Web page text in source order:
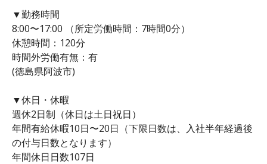
▼勤務時間
8:00〜17:00 （所定労働時間：7時間0分）
休憩時間：120分
時間外労働有無：有
(徳島県阿波市)
▼休日・休暇
週休2日制（休日は土日祝日）
年間有給休暇10日〜20日（下限日数は、入社半年経過後
の付与日数となります）
年間休日日数107日